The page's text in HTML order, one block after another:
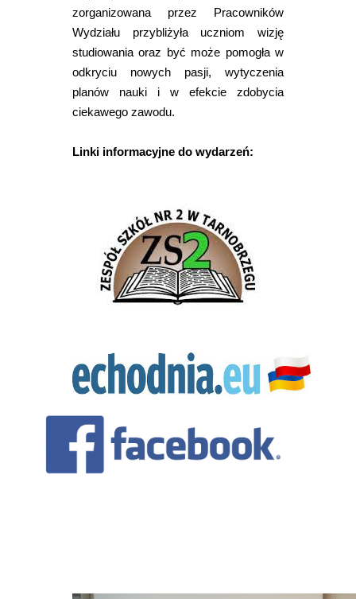
zorganizowana przez Pracowników
Wydziału przybliżyła uczniom wizję
studiowania oraz być może pomogła w
odkryciu nowych pasji, wytyczenia
planów nauki i w efekcie zdobycia
ciekawego zawodu.
Linki informacyjne do wydarzeń: